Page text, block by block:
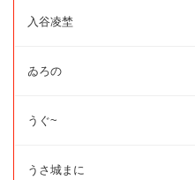
入谷凌埜
ゐろの
うぐ~
うさ城まに